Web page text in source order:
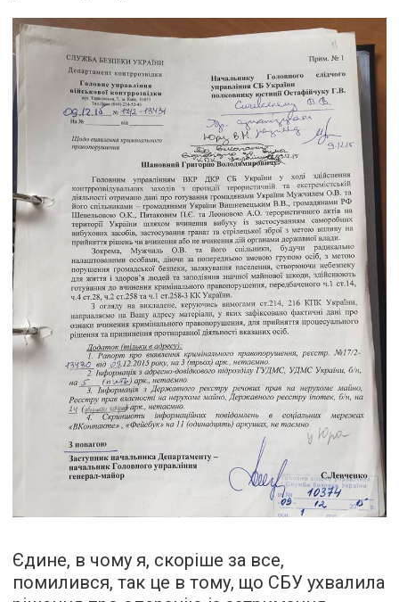
Єдине, в чому я, скоріше за все,
помилився, так це в тому, що СБУ ухвалила